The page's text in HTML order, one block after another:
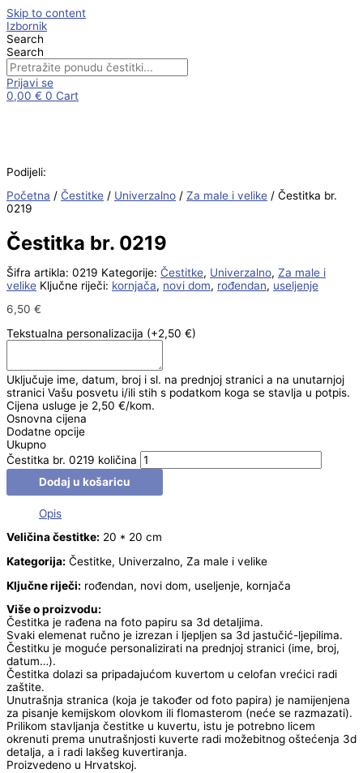
Skip to content
Izbornik
Search
Search
Prijavi se
0,00 € 0 Cart
Podijeli:
Početna / Čestitke / Univerzalno / Za male i velike / Čestitka br.
0219
Čestitka br. 0219
Šifra artikla: 0219 Kategorije: Čestitke, Univerzalno, Za male i
velike Ključne riječi: kornjača, novi dom, rođendan, useljenje
6,50 €
Tekstualna personalizacija (+2,50 €)
Uključuje ime, datum, broj i sl. na prednjoj stranici a na unutarnjoj
stranici Vašu posvetu i/ili stih s podatkom koga se stavlja u potpis.
Cijena usluge je 2,50 €/kom.
Osnovna cijena
Dodatne opcije
Ukupno
Čestitka br. 0219 količina
Dodaj u košaricu
Opis
Veličina čestitke: 20 * 20 cm
Kategorija: Čestitke, Univerzalno, Za male i velike
Ključne riječi: rođendan, novi dom, useljenje, kornjača
Više o proizvodu:
Čestitka je rađena na foto papiru sa 3d detaljima.
Svaki elemenat ručno je izrezan i ljepljen sa 3d jastučić-ljepilima.
Čestitku je moguće personalizirati na prednjoj stranici (ime, broj,
datum…).
Čestitka dolazi sa pripadajućom kuvertom u celofan vrećici radi
zaštite.
Unutrašnja stranica (koja je također od foto papira) je namijenjena
za pisanje kemijskom olovkom ili flomasterom (neće se razmazati).
Prilikom stavljanja čestitke u kuvertu, istu je potrebno licem
okrenuti prema unutrašnjosti kuverte radi možebitnog oštećenja 3d
detalja, a i radi lakšeg kuvertiranja.
Proizvedeno u Hrvatskoj.